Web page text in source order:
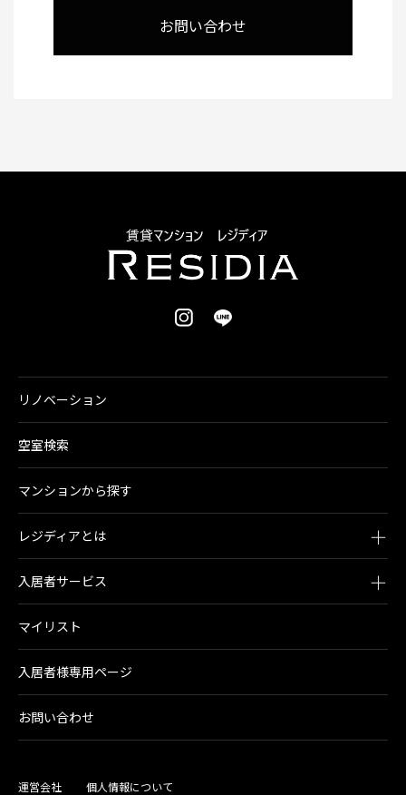
お問い合わせ
空室検索
マンションから探す
レジディアとは
リノベーション
お問い合わせ
入居者サービス
マイリスト
入居者様専用ページ
運営会社 個人情報について